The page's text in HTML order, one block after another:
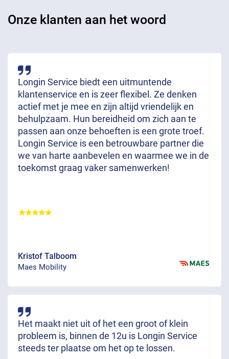
Onze klanten aan het woord
Longin Service biedt een uitmuntende
klantenservice en is zeer flexibel. Ze denken
actief met je mee en zijn altijd vriendelijk en
behulpzaam. Hun bereidheid om zich aan te
passen aan onze behoeften is een grote troef.
Longin Service is een betrouwbare partner die
we van harte aanbevelen en waarmee we in de
toekomst graag vaker samenwerken!
Kristof Talboom
Maes Mobility
Het maakt niet uit of het een groot of klein
probleem is, binnen de 12u is Longin Service
steeds ter plaatse om het op te lossen.